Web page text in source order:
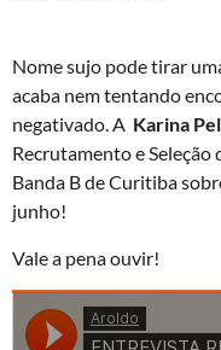
Nome sujo pode tirar
acaba nem tentando
negativado. A Karina
Recrutamento e Seleção
Banda B de Curitiba
junho!
Vale a pena ouvir!